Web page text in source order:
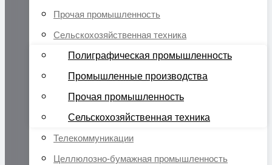
Прочая промышленность
Сельскохозяйственная техника
Полиграфическая промышленность
Промышленные производства
Прочая промышленность
Сельскохозяйственная техника
Телекоммуникации
Целлюлозно-бумажная промышленность